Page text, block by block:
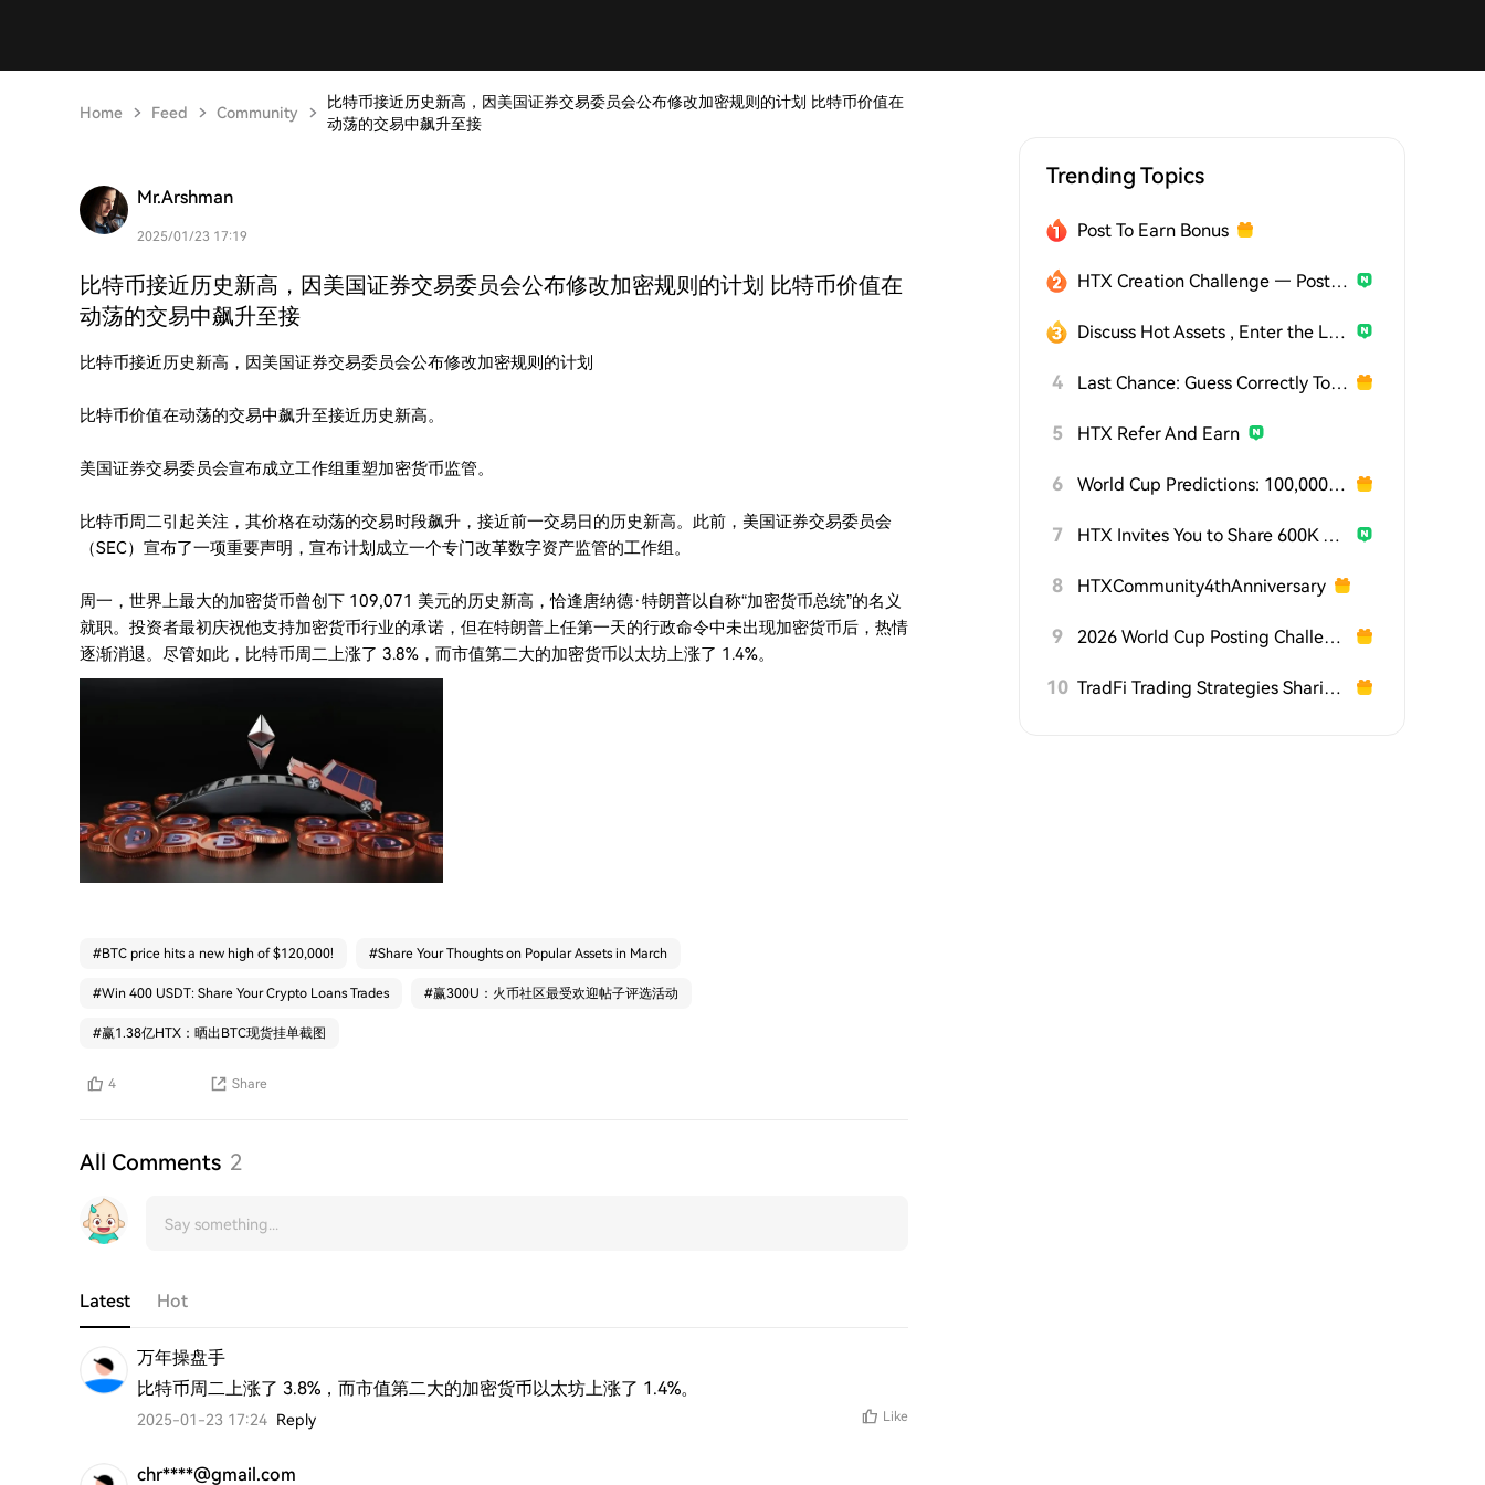
Home Feed Community
比特币接近历史新高，因美国证券交易委员会公布修改加密规则的计划 比特币价值在
动荡的交易中飙升至接
Mr.Arshman
2025/01/23 17:19
比特币接近历史新高，因美国证券交易委员会公布修改加密规则的计划 比特币价值在
动荡的交易中飙升至接
比特币接近历史新高，因美国证券交易委员会公布修改加密规则的计划
比特币价值在动荡的交易中飙升至接近历史新高。
美国证券交易委员会宣布成立工作组重塑加密货币监管。
比特币周二引起关注，其价格在动荡的交易时段飙升，接近前一交易日的历史新高。此前，美国证券交易委员会
（SEC）宣布了一项重要声明，宣布计划成立一个专门改革数字资产监管的工作组。
周一，世界上最大的加密货币曾创下 109,071 美元的历史新高，恰逢唐纳德·特朗普以自称“加密货币总统”的名义
就职。投资者最初庆祝他支持加密货币行业的承诺，但在特朗普上任第一天的行政命令中未出现加密货币后，热情
逐渐消退。尽管如此，比特币周二上涨了 3.8%，而市值第二大的加密货币以太坊上涨了 1.4%。
#BTC price hits a new high of $120,000! #Share Your Thoughts on Popular Assets in March
#Win 400 USDT: Share Your Crypto Loans Trades #赢300U：火币社区最受欢迎帖子评选活动
#赢1.38亿HTX：晒出BTC现货挂单截图
4 Share
All Comments 2
Latest Hot
万年操盘手
比特币周二上涨了 3.8%，而市值第二大的加密货币以太坊上涨了 1.4%。
2025-01-23 17:24 Reply Like
chr****@gmail.com
Trending Topics
Post To Earn Bonus
HTX Creation Challenge — Post and Win 1,500U
Discuss Hot Assets , Enter the Lucky Draw
4 Last Chance: Guess Correctly Today and Win More
5 HTX Refer And Earn
6 World Cup Predictions: 100,000 USDT Daily
7 HTX Invites You to Share 600K USDT in Gift Packs
8 HTXCommunity4thAnniversary
9 2026 World Cup Posting Challenge on HTX Square
10 TradFi Trading Strategies Sharing Challenge